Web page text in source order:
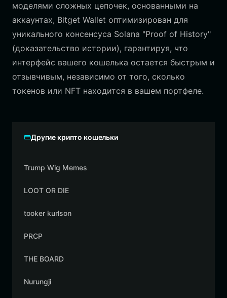
моделями сложных цепочек, основанными на
аккаунтах, Bitget Wallet оптимизирован для
уникального консенсуса Solana "Proof of History"
(доказательство истории), гарантируя, что
интерфейс вашего кошелька остается быстрым и
отзывчивым, независимо от того, сколько
токенов или NFT находится в вашем портфеле.
Другие крипто кошельки
Trump Wig Memes
LOOT OR DIE
tooker kurlson
PRCP
THE BOARD
Nurungji